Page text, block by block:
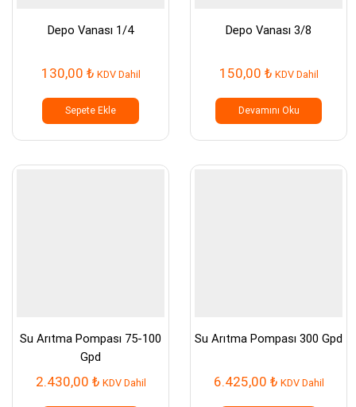
Depo Vanası 1/4
130,00 ₺ KDV Dahil
Sepete Ekle
Depo Vanası 3/8
150,00 ₺ KDV Dahil
Devamını Oku
Su Arıtma Pompası 75-100
Gpd
2.430,00 ₺ KDV Dahil
Su Arıtma Pompası 300 Gpd
6.425,00 ₺ KDV Dahil